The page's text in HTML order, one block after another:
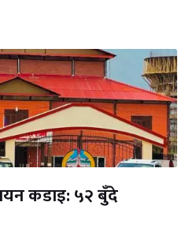
कडाइ: ५२ बुँदे